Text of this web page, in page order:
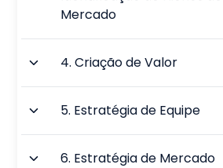
Mercado
4.Criação de Valor
5. Estratégia de Equipe
6. Estratégia de Mercado